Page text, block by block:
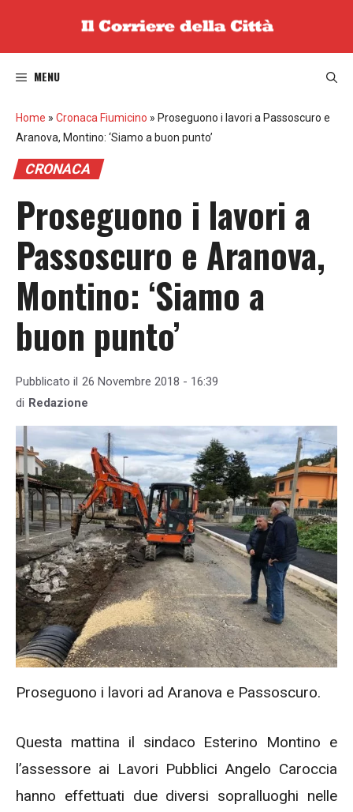
MENU
Home » Cronaca Fiumicino » Proseguono i lavori a Passoscuro e
Aranova, Montino: ‘Siamo a buon punto’
CRONACA
Proseguono i lavori a
Passoscuro e Aranova,
Montino: ‘Siamo a
buon punto’
Pubblicato il 26 Novembre 2018 - 16:39
di Redazione
Proseguono i lavori ad Aranova e Passoscuro.
Questa mattina il sindaco Esterino Montino e
l’assessore ai Lavori Pubblici Angelo Caroccia
hanno effettuati due diversi sopralluoghi nelle